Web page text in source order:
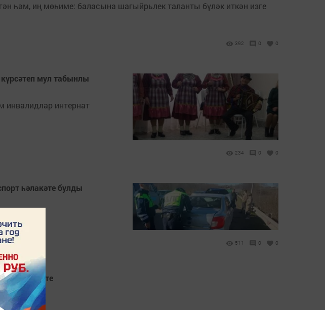
һәм, иң мөһиме: баласына шагыйрьлек таланты бүләк иткән изге
392 0 0
мул табынлы
инвалидлар интернат
234 0 0
һәлакәте булды
511 0 0
узып китте